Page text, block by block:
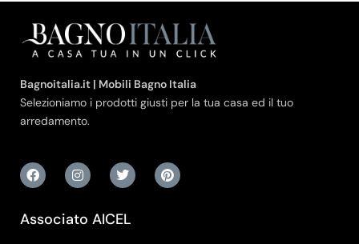
Bagnoitalia.it | Mobili Bagno Italia
Selezioniamo i prodotti giusti per la tua casa ed il tuo
arredamento.
Associato AICEL